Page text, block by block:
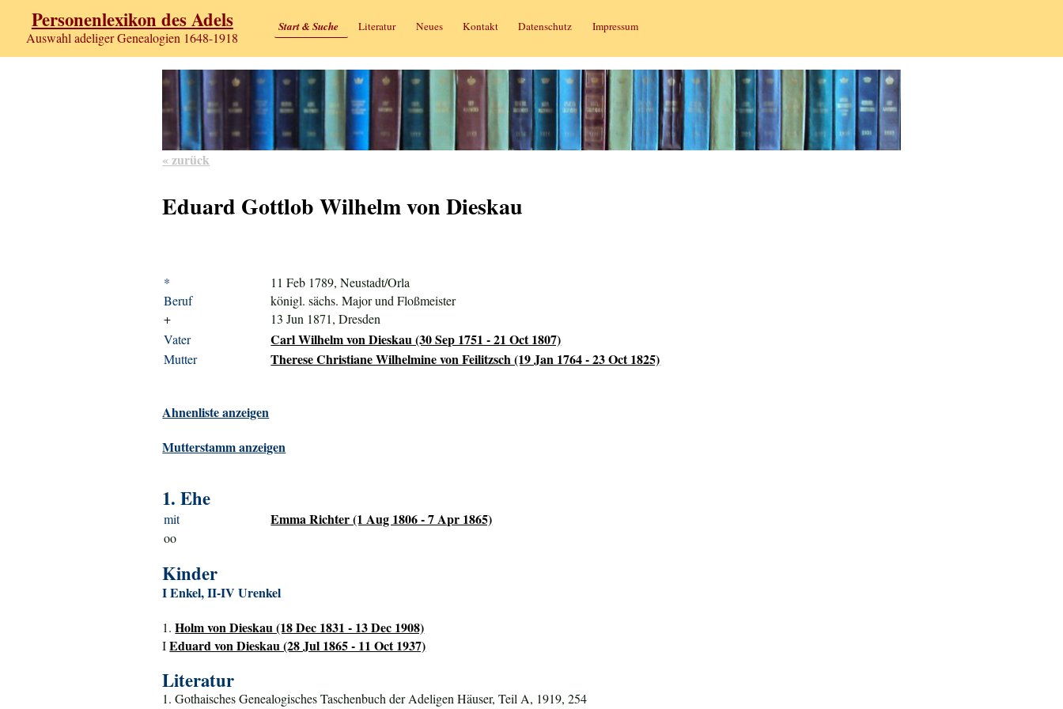
Personenlexikon des Adels
Auswahl adeliger Genealogien 1648-1918
Start & Suche Literatur Neues Kontakt Datenschutz Impressum
« zurück
Eduard Gottlob Wilhelm von Dieskau
*
11 Feb 1789, Neustadt/Orla
Beruf
königl. sächs. Major und Floßmeister
+
13 Jun 1871, Dresden
Vater
Carl Wilhelm von Dieskau (30 Sep 1751 - 21 Oct 1807)
Mutter Therese Christiane Wilhelmine von Feilitzsch (19 Jan 1764 - 23 Oct 1825)
Ahnenliste anzeigen
Mutterstamm anzeigen
1. Ehe
mit Emma Richter (1 Aug 1806 - 7 Apr 1865)
oo
Kinder
I Enkel, II-IV Urenkel
1.Holm von Dieskau (18 Dec 1831 - 13 Dec 1908)
IEduard von Dieskau (28 Jul 1865 - 11 Oct 1937)
Literatur
1. Gothaisches Genealogisches Taschenbuch der Adeligen Häuser, Teil A, 1919, 254